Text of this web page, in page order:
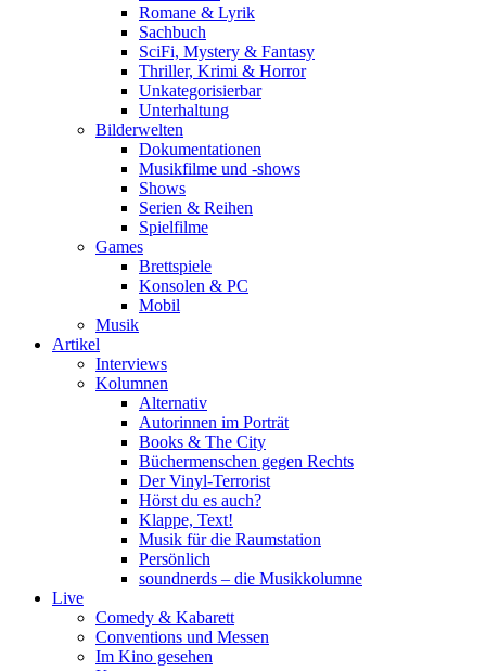
Romane & Lyrik
Sachbuch
SciFi, Mystery & Fantasy
Thriller, Krimi & Horror
Unkategorisierbar
Unterhaltung
Bilderwelten
Dokumentationen
Musikfilme und -shows
Shows
Serien & Reihen
Spielfilme
Games
Brettspiele
Konsolen & PC
Mobil
Musik
Artikel
Interviews
Kolumnen
Alternativ
Autorinnen im Porträt
Books & The City
Büchermenschen gegen Rechts
Der Vinyl-Terrorist
Hörst du es auch?
Klappe, Text!
Musik für die Raumstation
Persönlich
soundnerds – die Musikkolumne
Live
Comedy & Kabarett
Conventions und Messen
Im Kino gesehen